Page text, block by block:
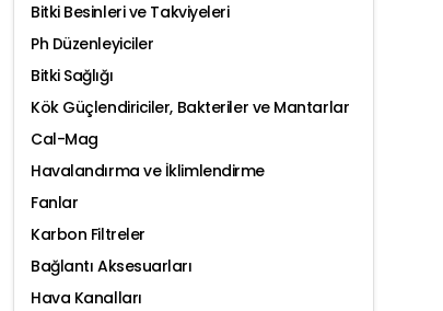
Bitki Besinleri ve Takviyeleri
Ph Düzenleyiciler
Bitki Sağlığı
Kök Güçlendiriciler, Bakteriler ve Mantarlar
Cal-Mag
Havalandırma ve İklimlendirme
Fanlar
Karbon Filtreler
Bağlantı Aksesuarları
Hava Kanalları